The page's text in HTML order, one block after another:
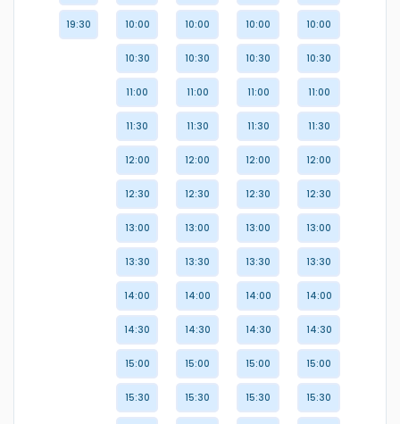
19:30 10:00
10:30
11:00
11:30
12:00
12:30
13:00
13:30
14:00
14:30
15:00
15:30
10:00
10:30
11:00
11:30
12:00
12:30
13:00
13:30
14:00
14:30
15:00
15:30
10:00
10:30
11:00
11:30
12:00
12:30
13:00
13:30
14:00
14:30
15:00
15:30
10:00
10:30
11:00
11:30
12:00
12:30
13:00
13:30
14:00
14:30
15:00
15:30